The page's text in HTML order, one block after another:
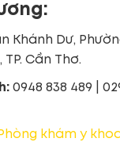
Khánh Dư,
Cần Thơ.
0948 838 489 |
Phòng khám y